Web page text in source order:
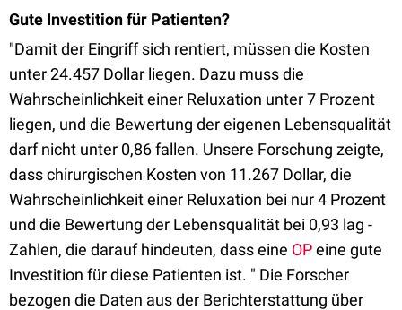
Gute Investition für Patienten?
"Damit der Eingriff sich rentiert, müssen die Kosten
unter 24.457 Dollar liegen. Dazu muss die
Wahrscheinlichkeit einer Reluxation unter 7 Prozent
liegen, und die Bewertung der eigenen Lebensqualität
darf nicht unter 0,86 fallen. Unsere Forschung zeigte,
dass chirurgischen Kosten von 11.267 Dollar, die
Wahrscheinlichkeit einer Reluxation bei nur 4 Prozent
und die Bewertung der Lebensqualität bei 0,93 lag -
Zahlen, die darauf hindeuten, dass eine OPeine gute
Investition für diese Patienten ist. " Die Forscher
bezogen die Daten aus der Berichterstattung über